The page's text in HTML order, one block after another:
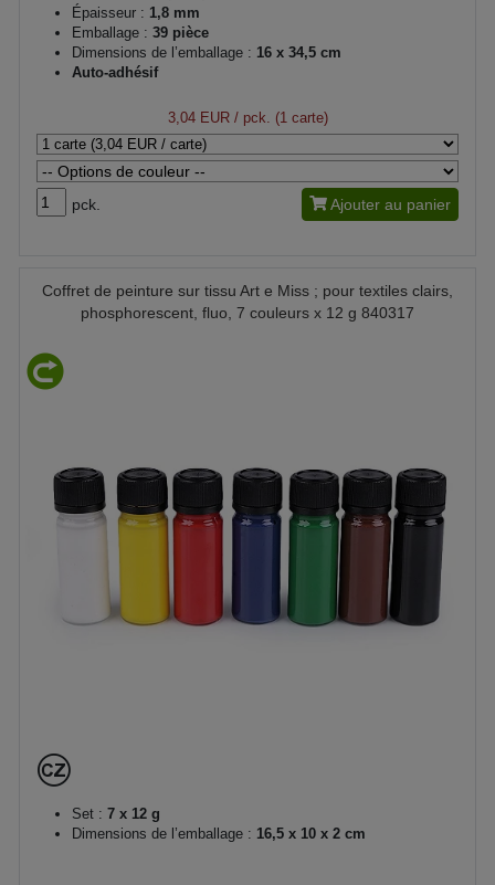
Épaisseur : 1,8 mm
Emballage : 39 pièce
Dimensions de l’emballage : 16 x 34,5 cm
Auto-adhésif
3,04 EUR/ pck. (1 carte)
pck. Ajouter au panier
Coffret de peinture sur tissu Art e Miss ; pour textiles clairs,
phosphorescent, fluo, 7 couleurs x 12 g 840317
Set : 7 x 12 g
Dimensions de l’emballage : 16,5 x 10 x 2 cm